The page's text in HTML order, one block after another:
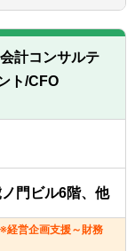
格者
くても可）
国際税務案件増
る方
勢のある方
い方
トの経験がある方
の申告業務
る全ての業務
ソリマチ、他
qrqI55pvdps
して当事務所をけ
います。
計コンサルテ
ト/CFO
門ビル6階、他
経営企画支援～財務